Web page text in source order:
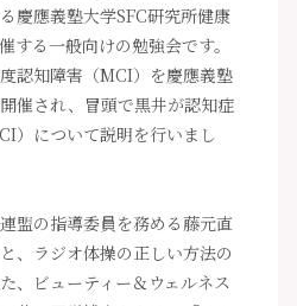
慶應義塾大学SFC研究所健康
する一般向けの勉強会です。
認知障害（MCI）を慶應義塾
催され、冒頭で黒井が認知症
）について説明を行いまし
盟の指導委員を務める藤元直
、ラジオ体操の正しい方法の
、ビューティー＆ウェルネス